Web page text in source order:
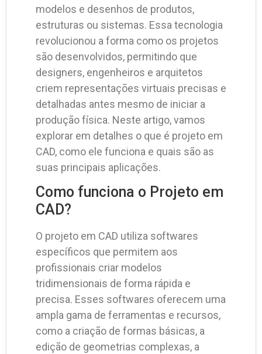
modelos e desenhos de produtos,
estruturas ou sistemas. Essa tecnologia
revolucionou a forma como os projetos
são desenvolvidos, permitindo que
designers, engenheiros e arquitetos
criem representações virtuais precisas e
detalhadas antes mesmo de iniciar a
produção física. Neste artigo, vamos
explorar em detalhes o que é projeto em
CAD, como ele funciona e quais são as
suas principais aplicações.
Como funciona o Projeto em
CAD?
O projeto em CAD utiliza softwares
específicos que permitem aos
profissionais criar modelos
tridimensionais de forma rápida e
precisa. Esses softwares oferecem uma
ampla gama de ferramentas e recursos,
como a criação de formas básicas, a
edição de geometrias complexas, a